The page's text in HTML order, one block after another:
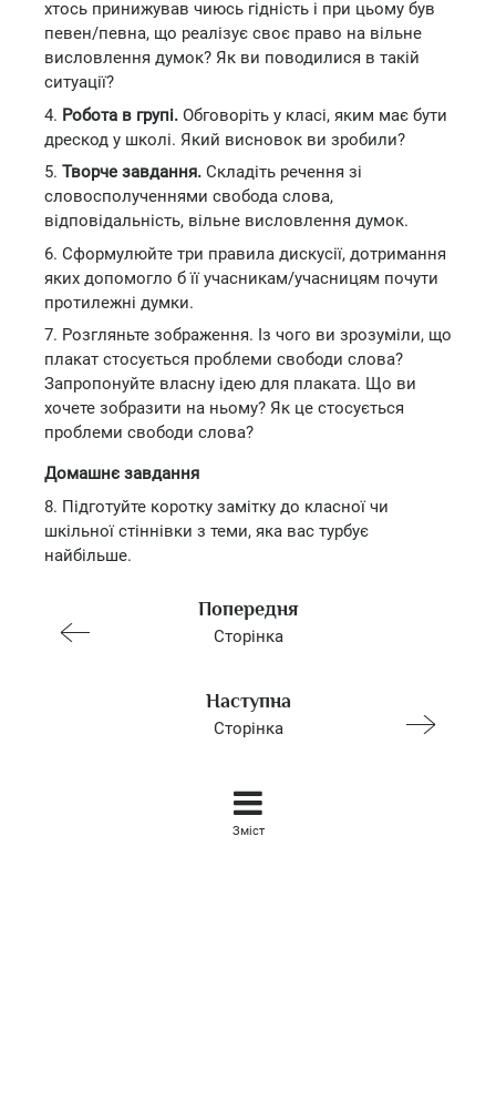
хтось принижував чиюсь гідність і при цьому був
певен/певна, що реалізує своє право на вільне
висловлення думок? Як ви поводилися в такій
ситуації?
4. Робота в групі. Обговоріть у класі, яким має бути
дрескод у школі. Який висновок ви зробили?
5. Творче завдання. Складіть речення зі
словосполученнями свобода слова,
відповідальність, вільне висловлення думок.
6. Сформулюйте три правила дискусії, дотримання
яких допомогло б її учасникам/учасницям почути
протилежні думки.
7. Розгляньте зображення. Із чого ви зрозуміли, що
плакат стосується проблеми свободи слова?
Запропонуйте власну ідею для плаката. Що ви
хочете зобразити на ньому? Як це стосується
проблеми свободи слова?
Домашнє завдання
8. Підготуйте коротку замітку до класної чи
шкільної стіннівки з теми, яка вас турбує
найбільше.
Попередня
Сторінка
Наступна
Сторінка
Зміст